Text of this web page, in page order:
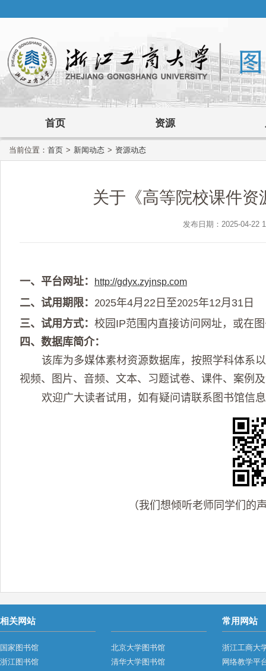
首页 资源
当前位置： 首页 > 新闻动态 > 资源动态
关于《高等院校课件
发布日期：2025-04-
一、平台网址： http://gdyx.zyjnsp.com
二、试用期限： 2025年4月 22 日至2025年12月 31 日
三、试用方式： 校园 IP范围内直接访问网址，或在
四、数据库简介：
该库为多媒体素材资源数据库，按照学科体系
视频、图片、音频、文本、习题试卷、课件、案例
欢迎广大读者试用，如有疑问请联系图书馆信
（我们想倾听老师同学们的
相关网站
国家图书馆
浙江图书馆
北京大学图书馆
清华大学图书馆
常用网站
浙江工商大
网络教学平